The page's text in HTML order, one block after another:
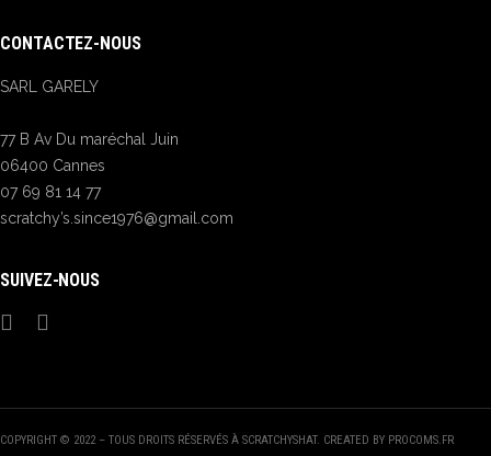
CONTACTEZ-NOUS
SARL GARELY
77 B Av Du maréchal Juin
06400 Cannes
07 69 81 14 77
scratchy’s.since1976@gmail.com
SUIVEZ-NOUS
COPYRIGHT © 2022 – TOUS DROITS RÉSERVÉS À SCRATCHYSHAT. CREATED BY PROCOMS.FR